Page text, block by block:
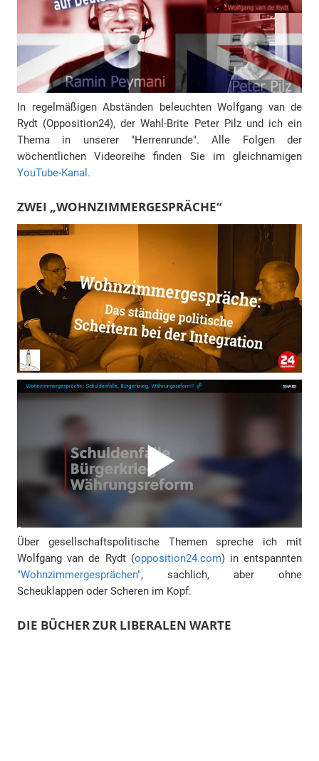
In regelmäßigen Abständen beleuchten Wolfgang van de
Rydt (Opposition24), der Wahl-Brite Peter Pilz und ich ein
Thema in unserer "Herrenrunde". Alle Folgen der
wöchentlichen Videoreihe finden Sie im gleichnamigen
YouTube-Kanal.
ZWEI „WOHNZIMMERGESPRÄCHE“
Über gesellschaftspolitische Themen spreche ich mit
Wolfgang van de Rydt (opposition24.com) in entspannten
"Wohnzimmergesprächen", sachlich, aber ohne
Scheuklappen oder Scheren im Kopf.
DIE BÜCHER ZUR LIBERALEN WARTE